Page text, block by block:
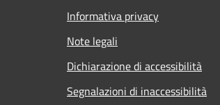
Informativa privacy
Note legali
Dichiarazione di accessibilità
Segnalazioni di inaccessibilità